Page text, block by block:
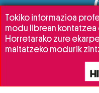
Tokiko informazioa
modu librean kontatzea
Horretarako zure
maitatzeko modurik